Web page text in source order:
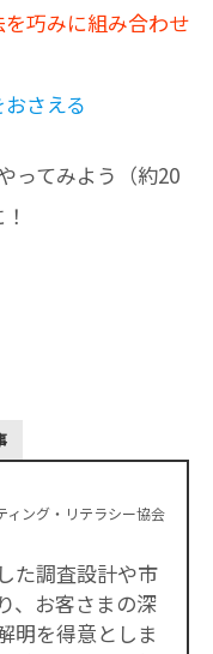
巧みに組み合わせ
さえる
ってみよう（約20
ィング・リテラシー協会
た調査設計や市
、お客さまの深
明を得意としま